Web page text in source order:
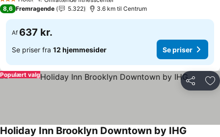
3 Stjerner
8,6 Fremragende 5.322 3.6 km til Centrum
Af 637 kr.
Se priser fra 12 hjemmesider Se priser
Del
Populært valg
Holiday Inn Brooklyn Downtown by IHG